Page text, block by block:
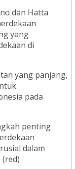
dan Hatta
yang
di
yang panjang,
pada
penting
dalam